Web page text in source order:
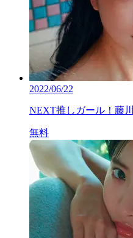
2022/06/22
NEXT推しガール！藤
無料